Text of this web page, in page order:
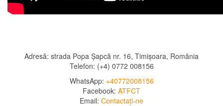
Adresă: strada Popa Șapcă nr. 16, Timișoara, România
Telefon: (+4) 0772 008156
WhatsApp: +40772008156
Facebook: ATFCT
Email: Contactați-ne